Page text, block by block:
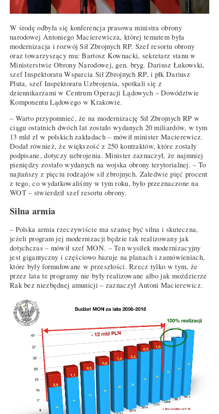
W środę odbyła się konferencja prasowa ministra obrony
narodowej Antoniego Macierewicza, której tematem była
modernizacja i rozwój Sił Zbrojnych RP. Szef resortu obrony
oraz towarzyszący mu: Bartosz Kownacki, sekretarz stanu w
Ministerstwie Obrony Narodowej, gen. bryg. Dariusz Łukowski,
szef Inspektoratu Wsparcia Sił Zbrojnych RP, i płk Dariusz
Pluta, szef Inspektoratu Uzbrojenia, spotkali się z
dziennikarzami w Centrum Operacji Lądowych – Dowództwie
Komponentu Lądowego w Krakowie.
– Warto przypomnieć, że na modernizację Sił Zbrojnych RP w
ciągu ostatnich dwóch lat zostało wydanych 20 miliardów, w tym
13 mld zł w polskich zakładach – mówił minister Macierewicz.
Dodał również, że większość z 250 kontraktów, które zostały
podpisane, dotyczy uzbrojenia. Minister zaznaczył, że najmniej
pieniędzy zostało wydanych na wojska obrony terytorialnej. – To
najtańszy z pięciu rodzajów sił zbrojnych. Zaledwie pięć procent
z tego, co wydatkowaliśmy w tym roku, było przeznaczone na
WOT – stwierdził szef resortu obrony.
Silna armia
– Polska armia rzeczywiście ma szansę być silna i skuteczna,
jeżeli program jej modernizacji będzie tak realizowany jak
dotychczas – mówił szef MON. – Ten wysiłek modernizacyjny
jest gigantyczny i częściowo bazuje na planach i zamówieniach,
które były formułowane w przeszłości. Rzecz tylko w tym, że
przez lata te programy nie były realizowane albo jak moździerze
Rak bez niezbędnej amunicji – zaznaczył Antoni Macierewicz.